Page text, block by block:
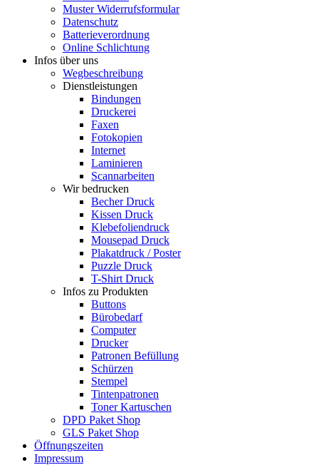
Muster Widerrufsformular
Datenschutz
Batterieverordnung
Online Schlichtung
Infos über uns
Wegbeschreibung
Dienstleistungen
Bindungen
Druckerei
Faxen
Fotokopien
Internet
Laminieren
Scannarbeiten
Wir bedrucken
Becher Druck
Kissen Druck
Klebefoliendruck
Mousepad Druck
Plakatdruck / Poster
Puzzle Druck
T-Shirt Druck
Infos zu Produkten
Buttons
Bürobedarf
Computer
Drucker
Patronen Befüllung
Schürzen
Stempel
Tintenpatronen
Toner Kartuschen
DPD Paket Shop
GLS Paket Shop
Öffnungszeiten
Impressum